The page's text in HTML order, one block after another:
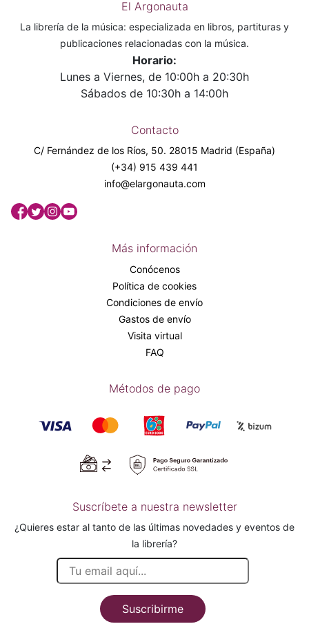
El Argonauta
La librería de la música: especializada en libros, partituras y
publicaciones relacionadas con la música.
Horario:
Lunes a Viernes, de 10:00h a 20:30h
Sábados de 10:30h a 14:00h
Contacto
C/ Fernández de los Ríos, 50. 28015 Madrid (España)
(+34) 915 439 441
info@elargonauta.com
Más información
Conócenos
Política de cookies
Condiciones de envío
Gastos de envío
Visita virtual
FAQ
Métodos de pago
Suscríbete a nuestra newsletter
¿Quieres estar al tanto de las últimas novedades y eventos de
la librería?
Suscribirme